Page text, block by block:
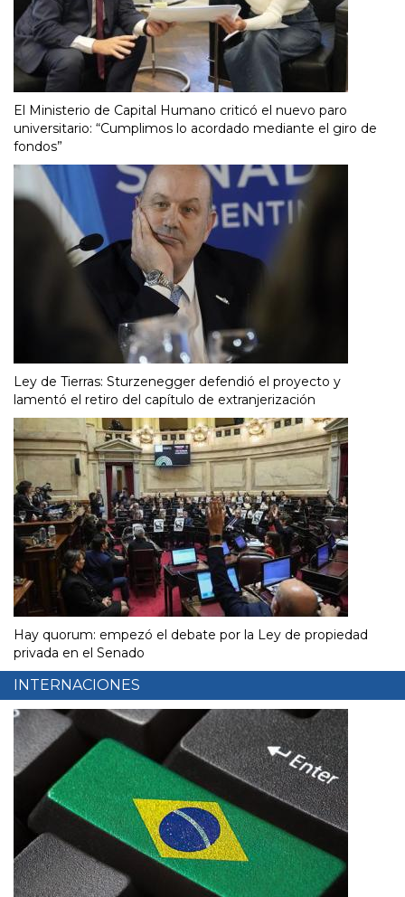
El Ministerio de Capital Humano criticó el nuevo paro
universitario: “Cumplimos lo acordado mediante el giro de
fondos”
Ley de Tierras: Sturzenegger defendió el proyecto y
lamentó el retiro del capítulo de extranjerización
Hay quorum: empezó el debate por la Ley de propiedad
privada en el Senado
INTERNACIONES